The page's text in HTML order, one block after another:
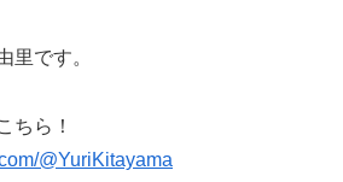
里です。
ちら！
@YuriKitayama